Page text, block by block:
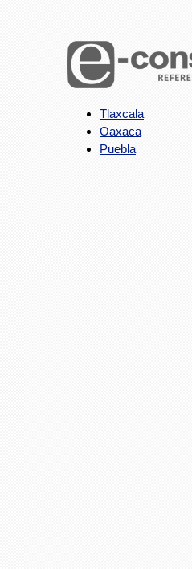
Tlaxcala
Oaxaca
Puebla